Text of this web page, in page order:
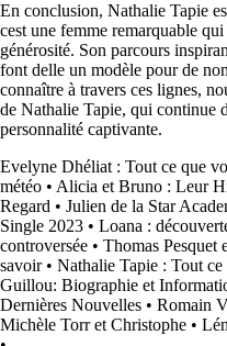
En conclusion, Nathalie Tapie
cest une femme remarquable
générosité. Son parcours
font delle un modèle pour de
connaître à travers ces lignes,
de Nathalie Tapie, qui continue
personnalité captivante.
Evelyne Dhéliat : Tout ce que
météo • Alicia et Bruno : Leur
Regard • Julien de la Star
Single 2023 • Loana :
controversée • Thomas Pesquet
savoir• Nathalie Tapie : Tout
Guillou: Biographie et
Dernières Nouvelles • Romain
Michèle Torr et Christophe •